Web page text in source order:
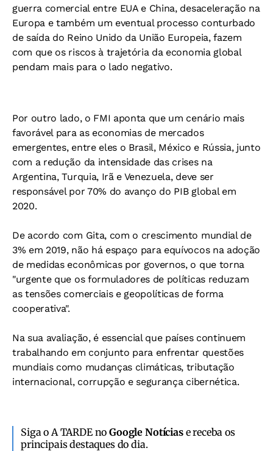
guerra comercial entre EUA e China, desaceleração na
Europa e também um eventual processo conturbado
de saída do Reino Unido da União Europeia, fazem
com que os riscos à trajetória da economia global
pendam mais para o lado negativo.
Por outro lado, o FMI aponta que um cenário mais
favorável para as economias de mercados
emergentes, entre eles o Brasil, México e Rússia, junto
com a redução da intensidade das crises na
Argentina, Turquia, Irã e Venezuela, deve ser
responsável por 70% do avanço do PIB global em
2020.
De acordo com Gita, com o crescimento mundial de
3% em 2019, não há espaço para equívocos na adoção
de medidas econômicas por governos, o que torna
"urgente que os formuladores de políticas reduzam
as tensões comerciais e geopolíticas de forma
cooperativa".
Na sua avaliação, é essencial que países continuem
trabalhando em conjunto para enfrentar questões
mundiais como mudanças climáticas, tributação
internacional, corrupção e segurança cibernética.
Siga o A TARDE noGoogle Notíciase receba os
principais destaques do dia.